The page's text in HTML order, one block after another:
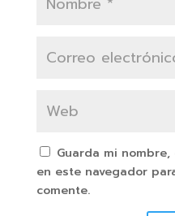
Guarda mi
en este navegador
comente.